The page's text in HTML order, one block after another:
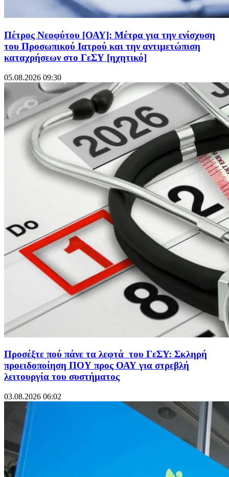
Πέτρος Νεοφύτου [ΟΑΥ]: Μέτρα για την ενίσχυση
του Προσωπικού Ιατρού και την αντιμετώπιση
καταχρήσεων στο ΓεΣΥ [ηχητικό]
05.08.2026 09:30
Προσέξτε πού πάνε τα λεφτά του ΓεΣΥ: Σκληρή
προειδοποίηση ΠΟΥ προς ΟΑΥ για στρεβλή
λειτουργία του συστήματος
03.08.2026 06:02